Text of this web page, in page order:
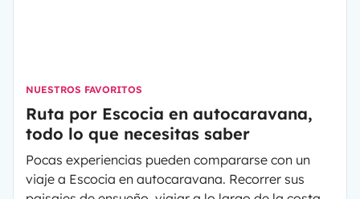
NUESTROS FAVORITOS
Ruta por Escocia en autocaravana,
todo lo que necesitas saber
Pocas experiencias pueden compararse con un
viaje a Escocia en autocaravana. Recorrer sus